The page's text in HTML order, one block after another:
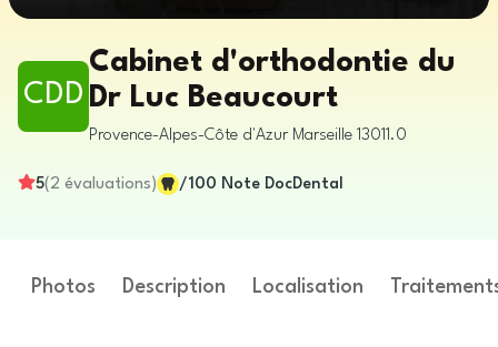
CDD
Cabinet d'orthodontie du
Dr Luc Beaucourt
Provence-Alpes-Côte d'Azur Marseille 13011.0
5( 2 évaluations) /100 Note DocDental
Photos Description Localisation